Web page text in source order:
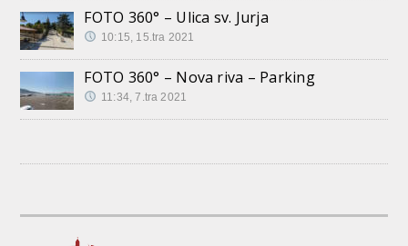
FOTO 360° – Ulica sv. Jurja
10:15, 15.tra 2021
FOTO 360° – Nova riva – Parking
11:34, 7.tra 2021